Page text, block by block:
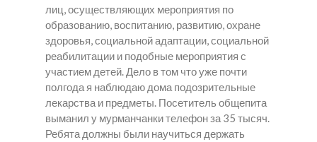
лиц, осуществляющих мероприятия по
образованию, воспитанию, развитию, охране
здоровья, социальной адаптации, социальной
реабилитации и подобные мероприятия с
участием детей. Дело в том что уже почти
полгода я наблюдаю дома подозрительные
лекарства и предметы. Посетитель общепита
выманил у мурманчанки телефон за 35 тысяч.
Ребята должны были научиться держать